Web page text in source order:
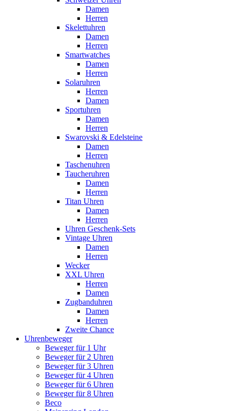
Damen
Herren
Skelettuhren
Damen
Herren
Smartwatches
Damen
Herren
Solaruhren
Herren
Damen
Sportuhren
Damen
Herren
Swarovski & Edelsteine
Damen
Herren
Taschenuhren
Taucheruhren
Damen
Herren
Titan Uhren
Damen
Herren
Uhren Geschenk-Sets
Vintage Uhren
Damen
Herren
Wecker
XXL Uhren
Herren
Damen
Zugbanduhren
Damen
Herren
Zweite Chance
Uhrenbeweger
Beweger für 1 Uhr
Beweger für 2 Uhren
Beweger für 3 Uhren
Beweger für 4 Uhren
Beweger für 6 Uhren
Beweger für 8 Uhren
Beco